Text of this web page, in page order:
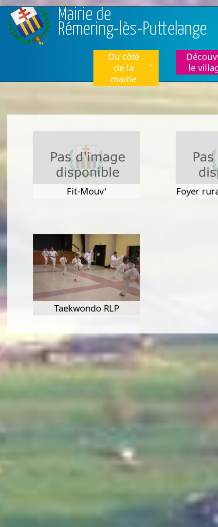
Aller au contenu principal
Mairie de
Rémering-lès-Puttelange
Du côté
de la
mairie
le
Fit-Mouv' Foyer
Taekwondo RLP